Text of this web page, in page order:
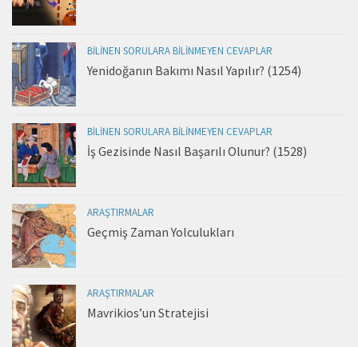
BILINEN SORULARA BILINMEYEN CEVAPLAR
Yenidoğanın Bakımı Nasıl Yapılır? (1254)
BILINEN SORULARA BILINMEYEN CEVAPLAR
İş Gezisinde Nasıl Başarılı Olunur? (1528)
ARAŞTIRMALAR
Geçmiş Zaman Yolculukları
ARAŞTIRMALAR
Mavrikios’un Stratejisi